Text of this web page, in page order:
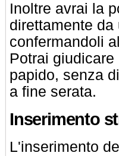
Inoltre avrai la
direttamente
confermandoli
Potrai
papido, senza
a fine serata.
Inserimento
L'inserimento